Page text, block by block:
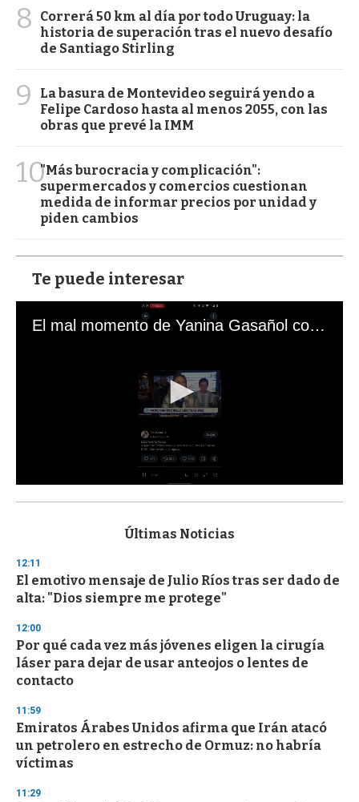
8
Correrá 50 km al día por todo Uruguay: la
historia de superación tras el nuevo desafío
de Santiago Stirling
9
La basura de Montevideo seguirá yendo a
Felipe Cardoso hasta al menos 2055, con las
obras que prevé la IMM
10"Más burocracia y complicación":
supermercados y comercios cuestionan
medida de informar precios por unidad y
piden cambios
Te puede interesar
El mal momento de Yanina Gasañol con un hincha argentino en "Subrayado"
s
d
s
o
f
3
s
e
c
o
d
s
Últimas Noticias
12:11
El emotivo mensaje de Julio Ríos tras ser dado de
alta: "Dios siempre me protege"
12:00
Por qué cada vez más jóvenes eligen la cirugía
láser para dejar de usar anteojos o lentes de
contacto
11:59
Emiratos Árabes Unidos afirma que Irán atacó
un petrolero en estrecho de Ormuz: no habría
víctimas
11:29